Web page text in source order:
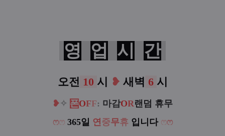
영 업 시 간
오전 10 시 ❥ 새벽 6 시
❥ ✧ 폰OFF: 마감OR랜덤 휴무
ෆෆ365일 연중무휴 입니다 ෆෆ